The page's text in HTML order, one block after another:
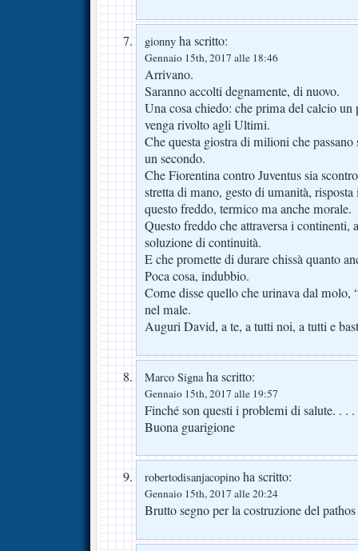
gionny ha scritto:
Gennaio 15th, 2017 alle 18:46
Arrivano.
Saranno accolti degnamente, di nuovo.
Una cosa chiedo: che prima del calcio un
venga rivolto agli Ultimi.
Che questa giostra di milioni che
un secondo.
Che Fiorentina contro Juventus sia
stretta di mano, gesto di umanità,
questo freddo, termico ma anche morale.
Questo freddo che attraversa i continenti,
soluzione di continuità.
E che promette di durare chissà quanto
Poca cosa, indubbio.
Come disse quello che urinava dal molo,
nel male.
Auguri David, a te, a tutti noi, a tutti e
Marco Signaha scritto:
Gennaio 15th, 2017 alle 19:57
Finché son questi i problemi di salute. . . .
Buona guarigione
robertodisanjacopino ha scritto:
Gennaio 15th, 2017 alle 20:24
Brutto segno per la costruzione del pathos